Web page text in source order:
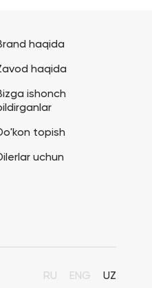
haqida
haqida
ishonch
topish
uchun
RU ENG UZ